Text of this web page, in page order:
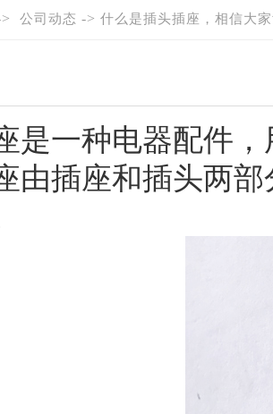
公司动态 -> 什么是插头插座，相信大
是一种电器配件
由插座和插头两